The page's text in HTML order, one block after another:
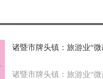
诸暨市牌头镇：旅游业“
诸暨市牌头镇：旅游业“